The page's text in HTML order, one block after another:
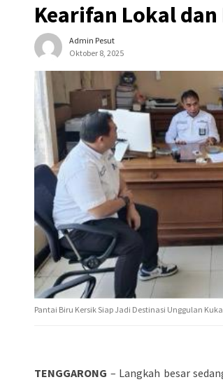
Kearifan Lokal
Admin Pesut
Oktober 8, 2025
Pantai Biru Kersik Siap Jadi Destinasi Unggulan
TENGGARONG – Langkah besar